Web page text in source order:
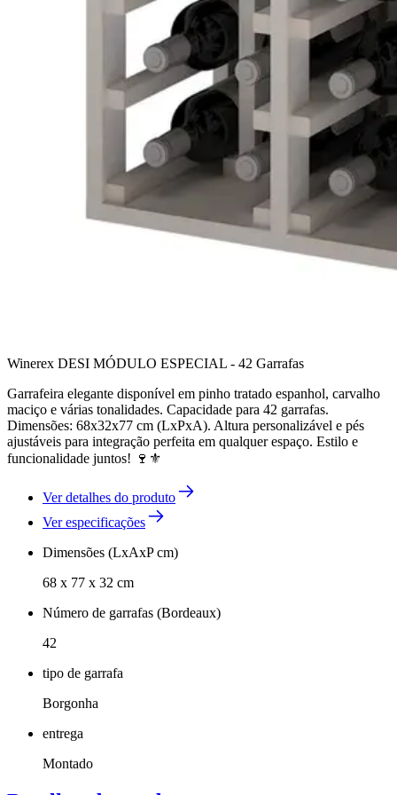
Winerex DESI MÓDULO ESPECIAL - 42 Garrafas
Garrafeira elegante disponível em pinho tratado espanhol, carvalho
maciço e várias tonalidades. Capacidade para 42 garrafas.
Dimensões: 68x32x77 cm (LxPxA). Altura personalizável e pés
ajustáveis para integração perfeita em qualquer espaço. Estilo e
funcionalidade juntos! 🍷⚜️
Ver detalhes do produto
Ver especificações
Dimensões (LxAxP cm)
68 x 77 x 32 cm
Número de garrafas (Bordeaux)
42
tipo de garrafa
Borgonha
entrega
Montado